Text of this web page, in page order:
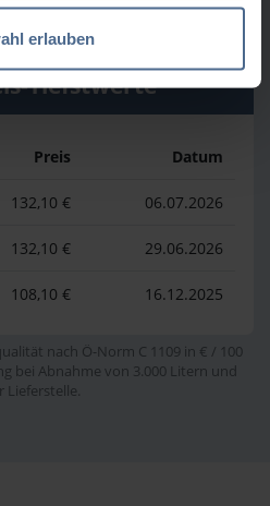
erlauben
Tiefstwerte
Preis Datum
132,10 € 06.07.2026
132,10 € 29.06.2026
108,10 € 16.12.2025
nach Ö-Norm C 1109 in € / 100
bei Abnahme von 3.000 Litern und
Lieferstelle.